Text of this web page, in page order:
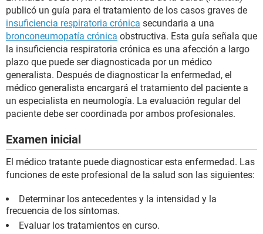
publicó un guía para el tratamiento de los casos graves de
insuficiencia respiratoria crónica secundaria a una
bronconeumopatía crónica obstructiva. Esta guía señala que
la insuficiencia respiratoria crónica es una afección a largo
plazo que puede ser diagnosticada por un médico
generalista. Después de diagnosticar la enfermedad, el
médico generalista encargará el tratamiento del paciente a
un especialista en neumología. La evaluación regular del
paciente debe ser coordinada por ambos profesionales.
Examen inicial
El médico tratante puede diagnosticar esta enfermedad. Las
funciones de este profesional de la salud son las siguientes:
Determinar los antecedentes y la intensidad y la
frecuencia de los síntomas.
Evaluar los tratamientos en curso.